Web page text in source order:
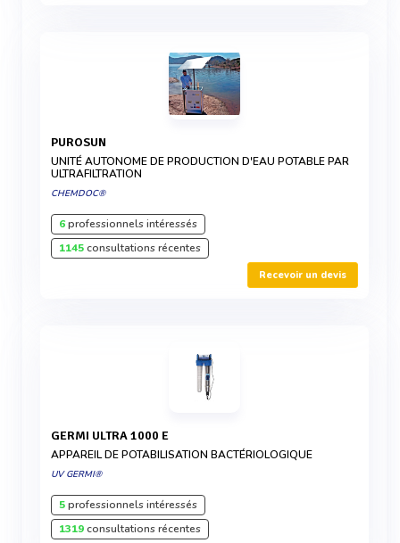
PUROSUN
UNITÉ AUTONOME DE PRODUCTION D'EAU POTABLE PAR
ULTRAFILTRATION
CHEMDOC®
6professionnels intéressés
1145consultations récentes
Recevoir un devis
GERMI ULTRA 1000 E
APPAREIL DE POTABILISATION BACTÉRIOLOGIQUE
UV GERMI®
5professionnels intéressés
1319consultations récentes